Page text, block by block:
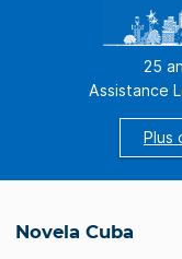
25
Assistance
Plus
Novela Cuba